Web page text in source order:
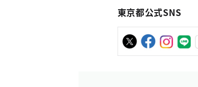
東京都公式SNS